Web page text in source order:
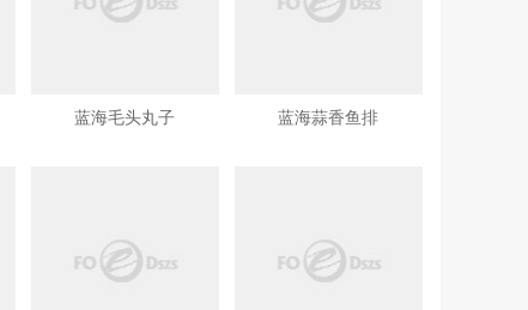
蓝海毛头丸子 蓝海蒜香鱼排